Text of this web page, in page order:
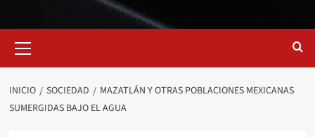
INICIO SOCIEDAD
MAZATLÁN Y OTRAS POBLACIONES MEXICANAS
SUMERGIDAS BAJO EL AGUA